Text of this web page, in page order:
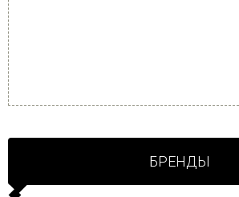
БРЕНДЫ